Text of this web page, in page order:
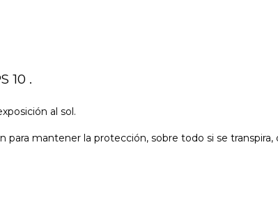
10 .
al sol.
mantener la protección, sobre todo si se transpira,